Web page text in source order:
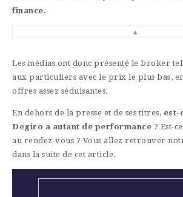
finance.
▴
Les médias ont donc présenté le broker
aux particuliers avec le prix le plus bas,
offres assez séduisantes.
En dehors de la presse et de ses titres, est-
Degiro a autant de performance ? Est-
au rendez-vous ? Vous allez retrouver
dans la suite de cet article.